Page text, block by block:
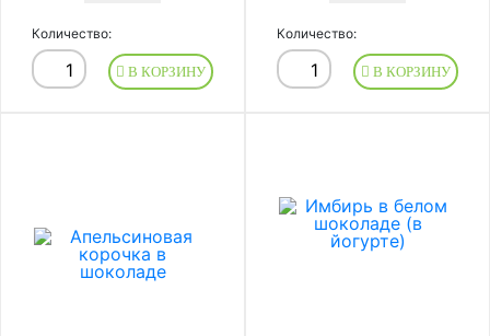
Количество:
В КОРЗИНУ
Количество:
В КОРЗИНУ